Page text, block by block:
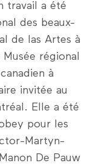
travail a été
des beaux-
de las Artes à
régional
à
invitée au
Elle a été
pour les
Martyn-
De Pauw